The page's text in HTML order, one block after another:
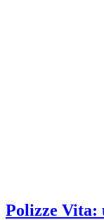
Polizze Vita: